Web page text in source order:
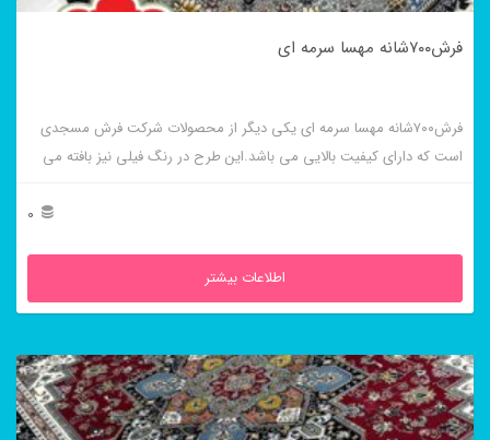
فرش۷۰۰شانه مهسا سرمه ای
فرش۷۰۰شانه مهسا سرمه ای یکی دیگر از محصولات شرکت فرش مسجدی
است که دارای کیفیت بالایی می باشد.این طرح در رنگ فیلی نیز بافته می
0
اطلاعات بیشتر